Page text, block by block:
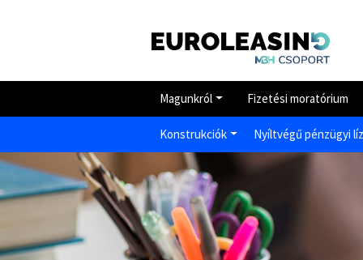
Magunkról Fizetési moratórium
Konstrukciók Nyíltvégű pénzügyi